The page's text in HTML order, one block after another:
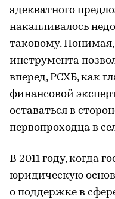
адекватного
накапливалось
таковому.
инструмента
вперед, РСХБ, как
финансовой
оставаться в
первопроходца в
В 2011 году, когда
юридическую
о поддержке в